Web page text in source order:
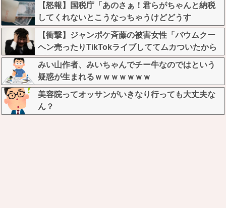
【怒報】国税庁「あのさぁ！君らがちゃんと納税
してくれないとこうなっちゃうけどどうす
る？！」←これw w w w w w w w
【衝撃】ジャンポケ斉藤の被害女性「バウムクー
ヘン売ったりTikTokライブしててムカついたから
示談しなかった」←コレってさ…
みい山作者、みいちゃんでチー牛なのではという
疑惑が生まれるｗｗｗｗｗｗｗ
美容院ってオッサンがいきなり行っても大丈夫な
ん？